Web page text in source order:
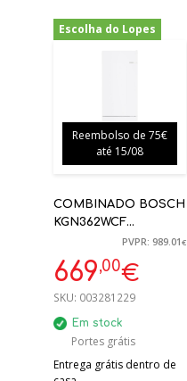
Escolha do Lopes
-32%
Reembolso de 75€
até 15/08
COMBINADO BOSCH
KGN362WCF
186X60X66,5CM 321L
NO FROST BRANCO
C
PVPR: 989.01€
669,00€
SKU: 003281229
Em stock
Portes grátis
Entrega grátis dentro de